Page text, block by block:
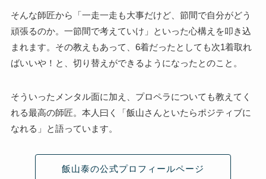
そんな師匠から「一走一走も大事だけど、節間で自分がどう
頑張るのか。一節間で考えていけ」といった心構えを叩き込
まれます。その教えもあって、6着だったとしても次1着取れ
ばいいや！と、切り替えができるようになったとのこと。
そういったメンタル面に加え、プロペラについても教えてく
れる最高の師匠。本人曰く「飯山さんといたらポジティブに
なれる」と語っています。
飯山泰の公式プロフィールページ